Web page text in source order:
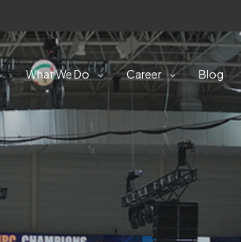
What We Do Career Blog